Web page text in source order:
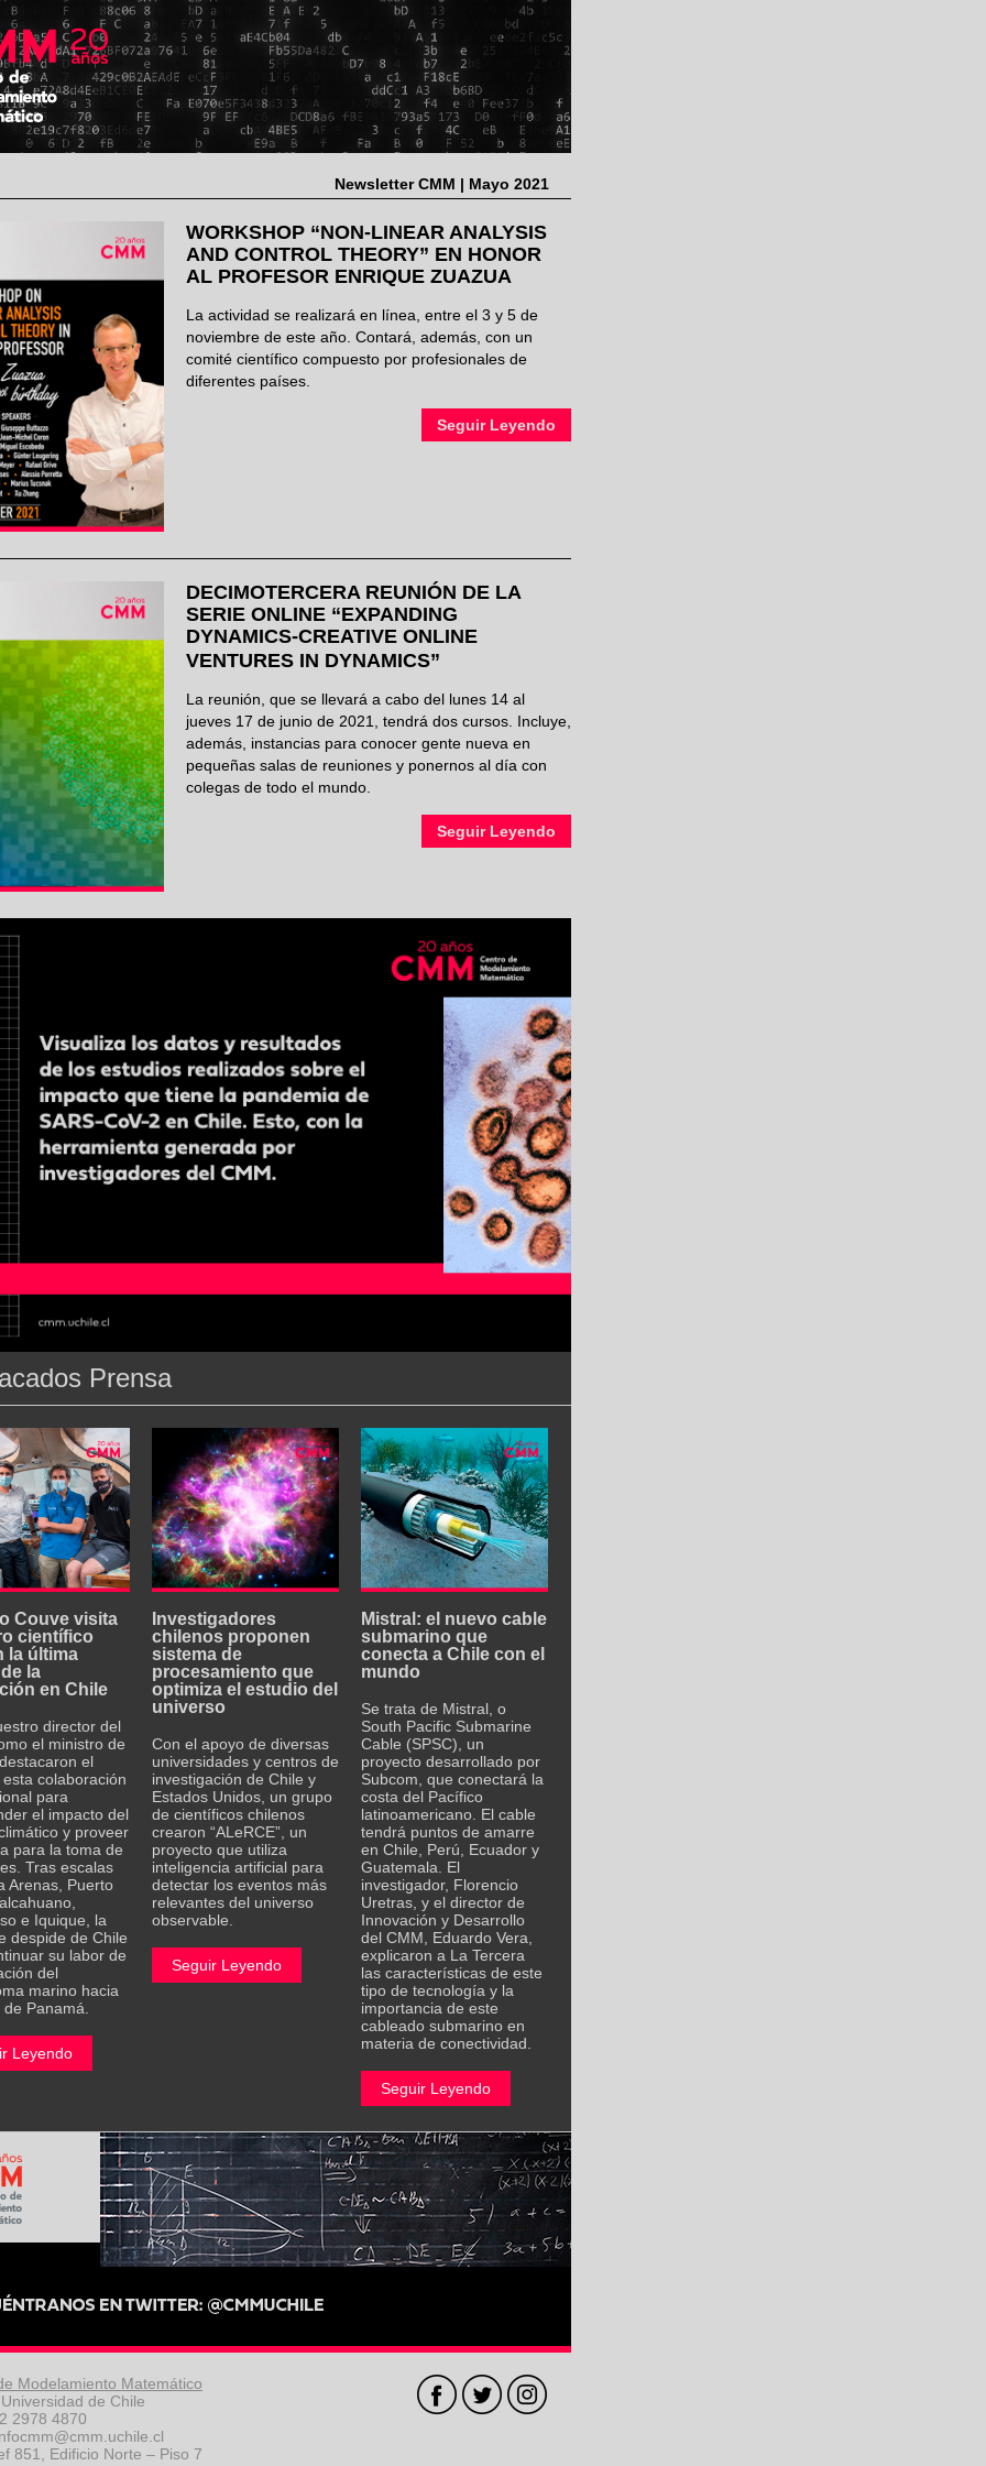
Newsletter CMM | Mayo 2021
WORKSHOP “NON-LINEAR ANALYSIS
AND CONTROL THEORY” EN HONOR
AL PROFESOR ENRIQUE ZUAZUA
La actividad se realizará en línea, entre el 3 y 5 de
noviembre de este año. Contará, además, con un
comité científico compuesto por profesionales de
diferentes países.
Seguir L​eyendo
DECIMOTERCERA REUNIÓN DE LA
SERIE ONLINE “EXPANDING
DYNAMICS-CREATIVE ONLINE
VENTURES IN DYNAMICS”
La reunión, que se llevará a cabo del lunes 14 al
jueves 17 de junio de 2021, tendrá dos cursos. Incluye,
además, instancias para conocer gente nueva en
pequeñas salas de reuniones y ponernos al día con
colegas de todo el mundo.
Seguir L​eyendo
Prensa
Couve visita
científico
la última
la
en Chile
director del
el ministro de
el
colaboración
para
el impacto del
y proveer
para la toma de
Tras escalas
Arenas, Puerto
e Iquique, la
despide de Chile
su labor de
del
marino hacia
Panamá.
Leyendo
Investigadores
chilenos proponen
sistema de
procesamiento que
optimiza el estudio del
universo
Con el apoyo de diversas
universidades y centros de
investigación de Chile y
Estados Unidos, un grupo
de científicos chilenos
crearon “ALeRCE”, un
proyecto que utiliza
inteligencia artificial para
detectar los eventos más
relevantes del universo
observable.
Seguir Leyendo
Mistral: el nuevo cable
submarino que
conecta a Chile con el
mundo
Se trata de Mistral, o
South Pacific Submarine
Cable (SPSC), un
proyecto desarrollado por
Subcom, que conectará la
costa del Pacífico
latinoamericano. El cable
tendrá puntos de amarre
en Chile, Perú, Ecuador y
Guatemala. El
investigador, Florencio
Uretras, y el director de
Innovación y Desarrollo
del CMM, Eduardo Vera,
explicaron a La Tercera
las características de este
tipo de tecnología y la
importancia de este
cableado submarino en
materia de conectividad.
Seguir Leyendo
Modelamiento Matemático
de Chile
2978 4870
851, Edificio Norte – Piso 7